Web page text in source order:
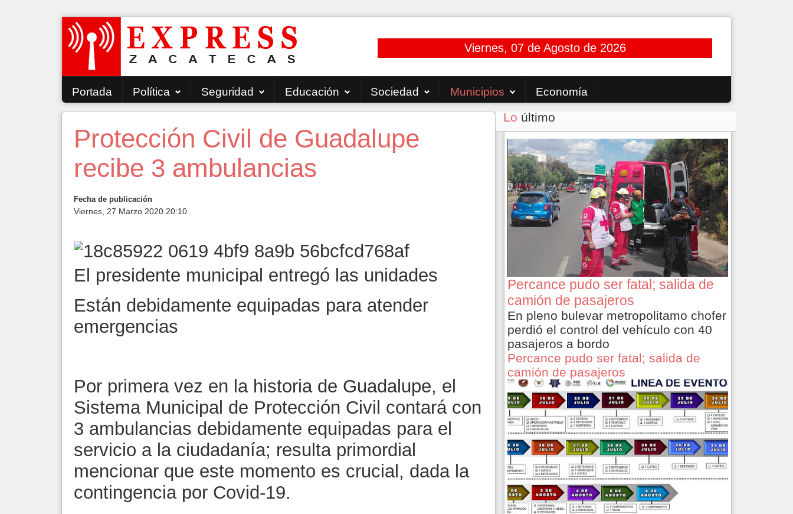
Viernes, 07 de Agosto de 2026
Portada Política Seguridad Educación Sociedad Municipios Economía
Protección Civil de Guadalupe
recibe 3 ambulancias
Fecha de publicación
Viernes, 27 Marzo 2020 20:10
El presidente municipal entregó las unidades
Están debidamente equipadas para atender
emergencias
Por primera vez en la historia de Guadalupe, el
Sistema Municipal de Protección Civil contará con
3 ambulancias debidamente equipadas para el
servicio a la ciudadanía; resulta primordial
mencionar que este momento es crucial, dada la
contingencia por Covid-19.
Lo último
Percance pudo ser fatal; salida de
camión de pasajeros
En pleno bulevar metropolitamo chofer
perdió el control del vehículo con 40
pasajeros a bordo
Percance pudo ser fatal; salida de
camión de pasajeros